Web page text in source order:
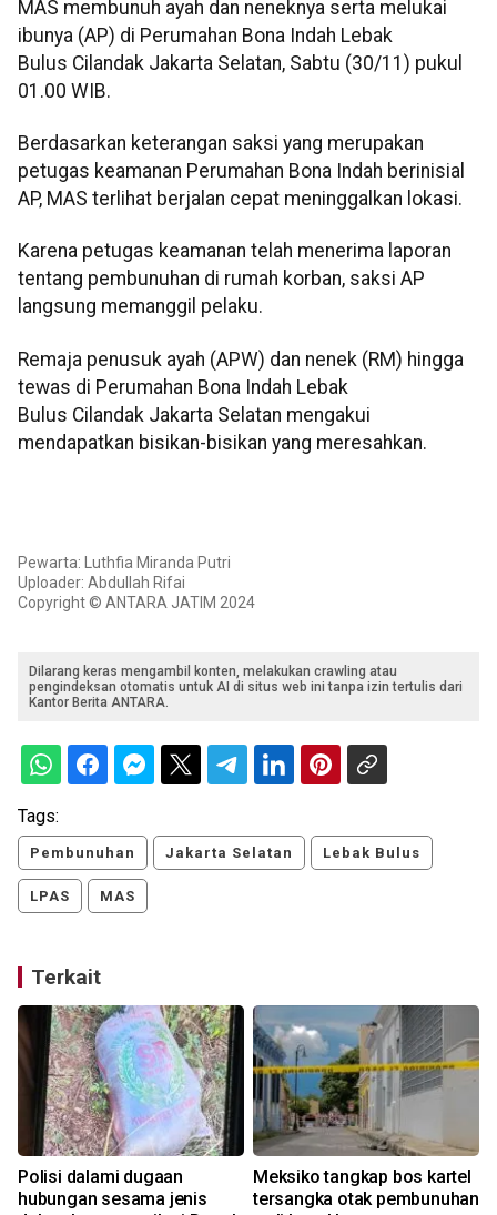
MAS membunuh ayah dan neneknya serta melukai
ibunya (AP) di Perumahan Bona Indah Lebak
Bulus Cilandak Jakarta Selatan, Sabtu (30/11) pukul
01.00 WIB.
Berdasarkan keterangan saksi yang merupakan
petugas keamanan Perumahan Bona Indah berinisial
AP, MAS terlihat berjalan cepat meninggalkan lokasi.
Karena petugas keamanan telah menerima laporan
tentang pembunuhan di rumah korban, saksi AP
langsung memanggil pelaku.
Remaja penusuk ayah (APW) dan nenek (RM) hingga
tewas di Perumahan Bona Indah Lebak
Bulus Cilandak Jakarta Selatan mengakui
mendapatkan bisikan-bisikan yang meresahkan.
Pewarta: Luthfia Miranda Putri
Uploader: Abdullah Rifai
Copyright © ANTARA JATIM 2024
Dilarang keras mengambil konten, melakukan crawling atau
pengindeksan otomatis untuk AI di situs web ini tanpa izin tertulis dari
Kantor Berita ANTARA.
Tags:
Pembunuhan Jakarta Selatan Lebak Bulus
LPAS MAS
Terkait
Polisi dalami dugaan
hubungan sesama jenis
Meksiko tangkap bos kartel
tersangka otak pembunuhan